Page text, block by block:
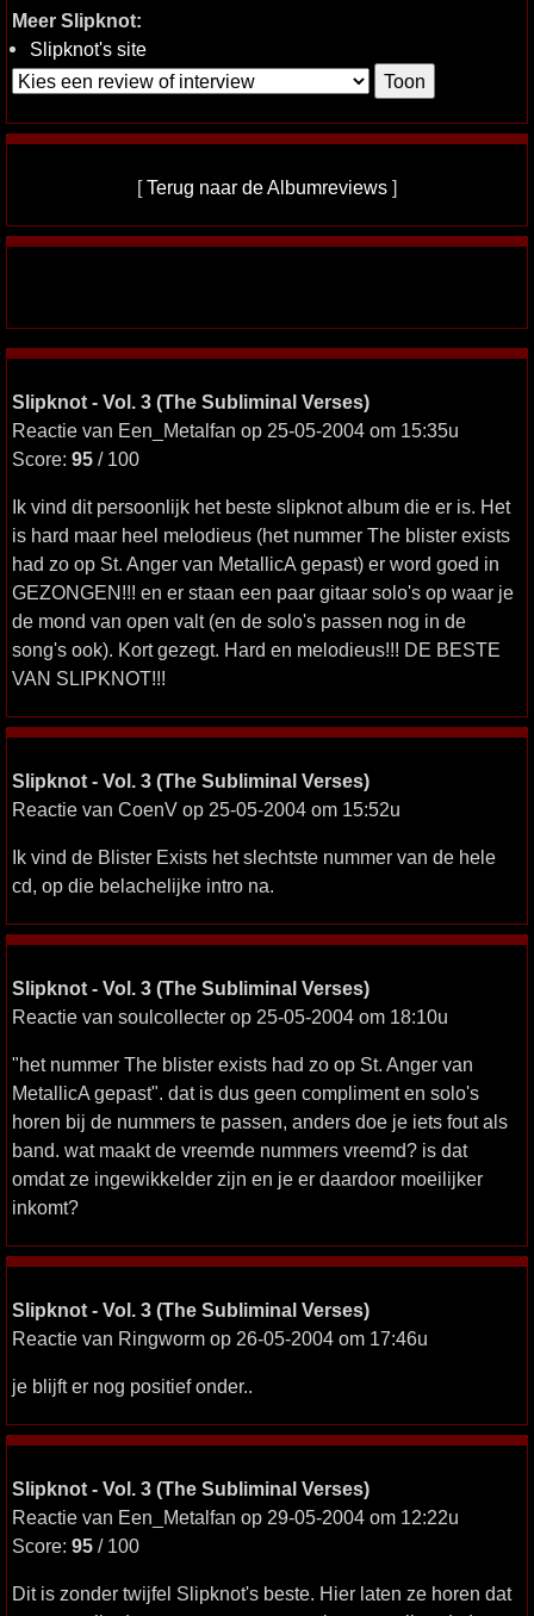
Meer Slipknot:
Slipknot's site
[Terug naar de Albumreviews ]
Slipknot - Vol. 3 (The Subliminal Verses)
Reactie van Een_Metalfan op 25-05-2004 om 15:35u
Score: 95 / 100
Ik vind dit persoonlijk het beste slipknot album die er is. Het
is hard maar heel melodieus (het nummer The blister exists
had zo op St. Anger van MetallicA gepast) er word goed in
GEZONGEN!!! en er staan een paar gitaar solo's op waar je
de mond van open valt (en de solo's passen nog in de
song's ook). Kort gezegt. Hard en melodieus!!! DE BESTE
VAN SLIPKNOT!!!
Slipknot - Vol. 3 (The Subliminal Verses)
Reactie van CoenV op 25-05-2004 om 15:52u
Ik vind de Blister Exists het slechtste nummer van de hele
cd, op die belachelijke intro na.
Slipknot - Vol. 3 (The Subliminal Verses)
Reactie van soulcollecter op 25-05-2004 om 18:10u
"het nummer The blister exists had zo op St. Anger van
MetallicA gepast". dat is dus geen compliment en solo's
horen bij de nummers te passen, anders doe je iets fout als
band. wat maakt de vreemde nummers vreemd? is dat
omdat ze ingewikkelder zijn en je er daardoor moeilijker
inkomt?
Slipknot - Vol. 3 (The Subliminal Verses)
Reactie van Ringworm op 26-05-2004 om 17:46u
je blijft er nog positief onder..
Slipknot - Vol. 3 (The Subliminal Verses)
Reactie van Een_Metalfan op 29-05-2004 om 12:22u
Score: 95 / 100
Dit is zonder twijfel Slipknot's beste. Hier laten ze horen dat